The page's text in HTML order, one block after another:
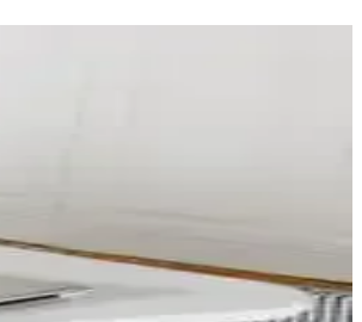
denge sağlanabilir.
teknikleri ürün kalitesini artırır.
yenilikçi bir yaklaşım sunuyor.